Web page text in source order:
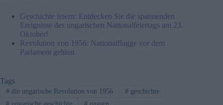
Geschichte feiern: Entdecken Sie die spannenden
Ereignisse des ungarischen Nationalfeiertags am 23.
Oktober!
Revolution von 1956: Nationalflagge vor dem
Parlament gehisst
Tags
#die ungarische Revolution von 1956 #geschichte
#ungarische geschichte #ungarn